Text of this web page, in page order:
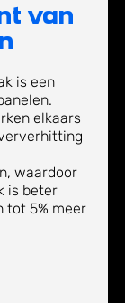
van
is een
elkaars
waardoor
is beter
tot 5% meer